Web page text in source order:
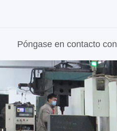
Póngase en contacto con